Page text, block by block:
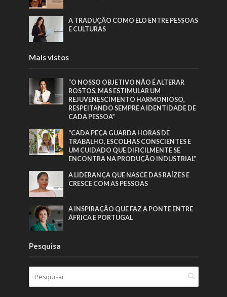
A TRADUÇÃO COMO ELO ENTRE PESSOAS
E CULTURAS
Mais vistos
“O NOSSO OBJETIVO NÃO É ALTERAR
ROSTOS, MAS ESTIMULAR UM
REJUVENESCIMENTO HARMONIOSO,
RESPEITANDO SEMPRE A IDENTIDADE DE
CADA PESSOA”
“CADA PEÇA GUARDA HORAS DE
TRABALHO, ESCOLHAS CONSCIENTES E
UM CUIDADO QUE DIFICILMENTE SE
ENCONTRA NA PRODUÇÃO INDUSTRIAL”
A LIDERANÇA QUE NASCE DAS RAÍZES E
CRESCE COM AS PESSOAS
A INSPIRAÇÃO QUE FAZ A PONTE ENTRE
ÁFRICA E PORTUGAL
Pesquisa